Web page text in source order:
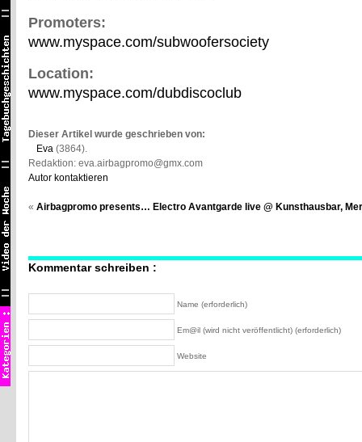
Promoters:
www.myspace.com/subwoofersociety
Location:
www.myspace.com/dubdiscoclub
Dieser Artikel wurde geschrieben von:
Eva (3864).
Redaktion: eva.airbagpromo@gmx.com
Autor kontaktieren
« Airbagpromo presents… Electro Avantgarde live @ Kunsthausbar,
Kommentar schreiben :
Name (erforderlich)
Em@il (wird nicht veröffentlicht) (erforderlich)
Website